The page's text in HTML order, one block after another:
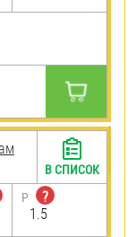
P
?
1.5
В СПИСОК